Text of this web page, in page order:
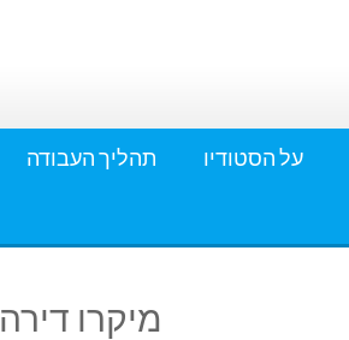
על הסטודיו תהליך העבודה
מיקרו דירה 3 – אביזרי מטבח | צילום: עדי בן דוד